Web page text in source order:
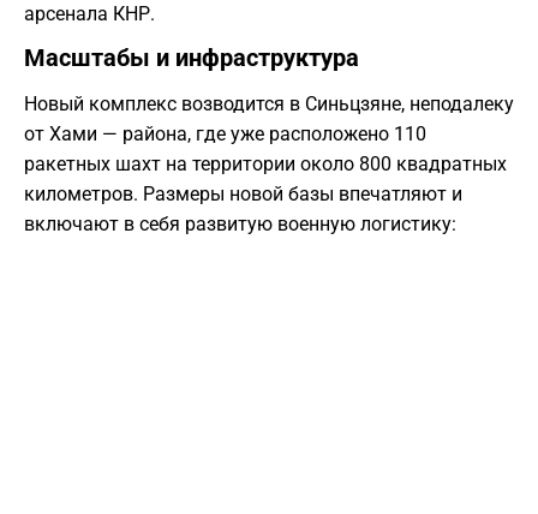
арсенала КНР.
​Масштабы и инфраструктура
​Новый комплекс возводится в Синьцзяне, неподалеку
от Хами — района, где уже расположено 110
ракетных шахт на территории около 800 квадратных
километров. Размеры новой базы впечатляют и
включают в себя развитую военную логистику: